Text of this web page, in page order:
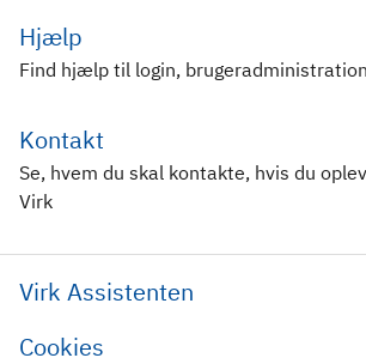
Hjælp
Find hjælp til login,
Kontakt
Se, hvem du skal kontakte, hvis du
Virk
Virk Assistenten
Cookies